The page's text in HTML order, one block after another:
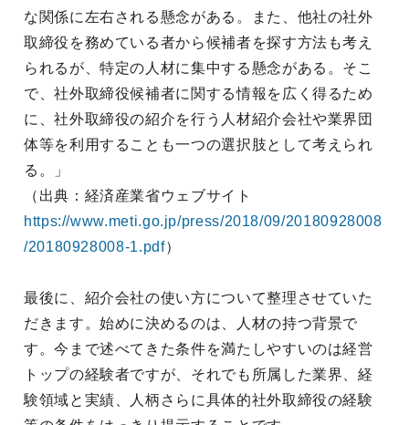
な関係に左右される懸念がある。また、他社の社外
取締役を務めている者から候補者を探す方法も考え
られるが、特定の人材に集中する懸念がある。そこ
で、社外取締役候補者に関する情報を広く得るため
に、社外取締役の紹介を行う人材紹介会社や業界団
体等を利用することも一つの選択肢として考えられ
る。」
（出典：経済産業省ウェブサイト
https://www.meti.go.jp/press/2018/09/20180928008
/20180928008-1.pdf）
最後に、紹介会社の使い方について整理させていた
だきます。始めに決めるのは、人材の持つ背景で
す。今まで述べてきた条件を満たしやすいのは経営
トップの経験者ですが、それでも所属した業界、経
験領域と実績、人柄さらに具体的社外取締役の経験